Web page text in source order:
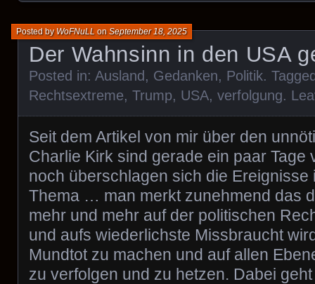
Der Wahnsinn in den USA
Posted byWoFNuLL onSeptember 18, 2025
Posted in: Ausland , Gedanken, Politik.
Rechtsextreme, Trump, USA, verfolgung.
Seit dem Artikel von mir über den
Charlie Kirk sind gerade ein paar Tage
noch überschlagen sich die Ereignisse
Thema … man merkt zunehmend das
mehr und mehr auf der politischen
und aufs wiederlichste Missbraucht
Mundtot zu machen und auf allen
zu verfolgen und zu hetzen. Dabei